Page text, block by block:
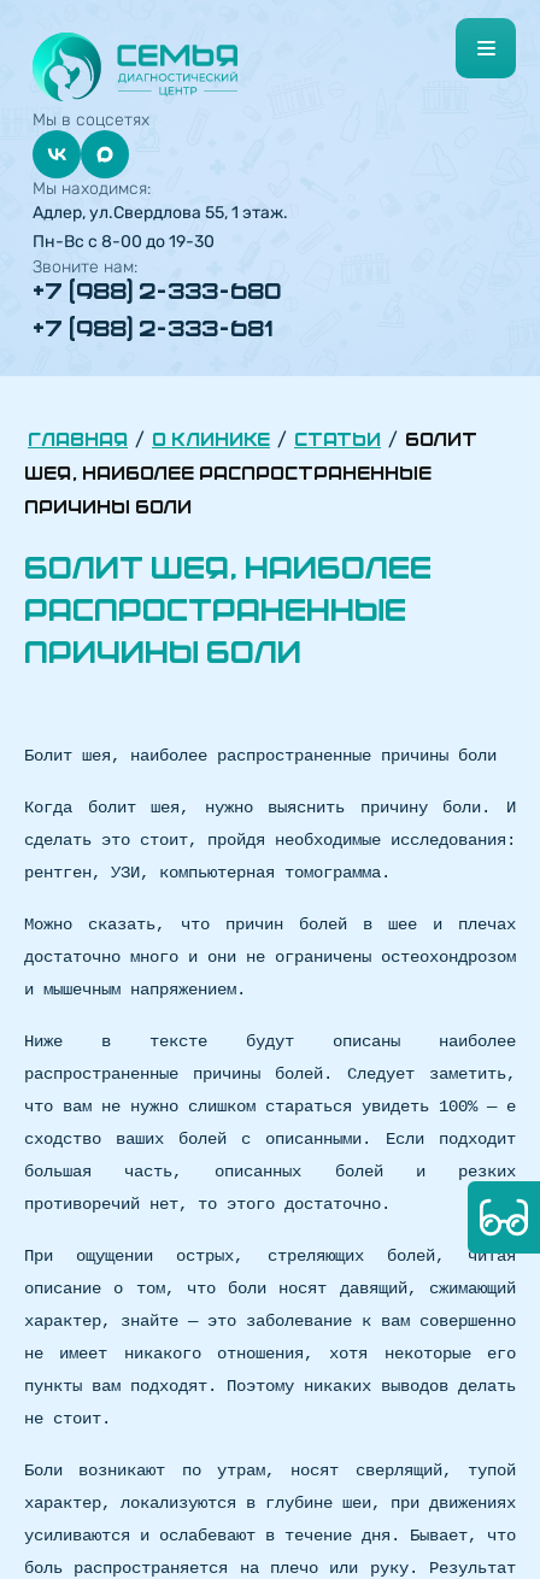
Мы в соцсетях
Мы находимся:
Адлер, ул.Свердлова 55, 1 этаж.
Пн-Вс с 8-00 до 19-30
Звоните нам:
+7 (988) 2-333-680
+7 (988) 2-333-681
Главная / О КЛИНИКЕ / Статьи / Болит
шея, наиболее распространенные
причины боли
Болит шея, наиболее
распространенные
причины боли
Болит шея, наиболее распространенные причины боли
Когда болит шея, нужно выяснить причину боли. И
сделать это стоит, пройдя необходимые исследования:
рентген, УЗИ, компьютерная томограмма.
Можно сказать, что причин болей в шее и плечах
достаточно много и они не ограничены остеохондрозом
и мышечным напряжением.
Ниже в тексте будут описаны наиболее
распространенные причины болей. Следует заметить,
что вам не нужно слишком стараться увидеть 100% — е
сходство ваших болей с описанными. Если подходит
большая часть, описанных болей и резких
противоречий нет, то этого достаточно.
При ощущении острых, стреляющих болей, читая
описание о том, что боли носят давящий, сжимающий
характер, знайте — это заболевание к вам совершенно
не имеет никакого отношения, хотя некоторые его
пункты вам подходят. Поэтому никаких выводов делать
не стоит.
Боли возникают по утрам, носят сверлящий, тупой
характер, локализуются в глубине шеи, при движениях
усиливаются и ослабевают в течение дня. Бывает, что
боль распространяется на плечо или руку. Результат